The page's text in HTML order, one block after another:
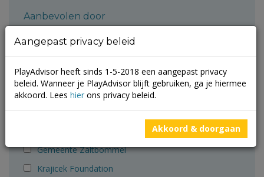
Aanbevolen door
Ballorig
Cruyff Foundation
Gemeente Groningen
Gemeente Molenlanden
Gemeente Terneuzen
Gemeente Zaltbommel
Krajicek Foundation
Aangepast privacy beleid
PlayAdvisor heeft sinds 1-5-2018 een aangepast privacy
beleid. Wanneer je PlayAdvisor blijft gebruiken, ga je hiermee
akkoord. Lees hier ons privacy beleid.
Akkoord & doorgaan